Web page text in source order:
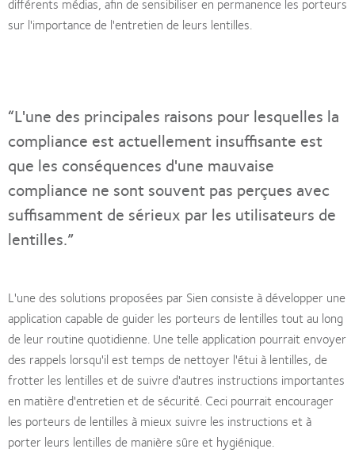
sur l'importance de l'entretien de leurs lentilles.
“L'une des principales raisons pour lesquelles la
compliance est actuellement insuffisante est
que les conséquences d'une mauvaise
compliance ne sont souvent pas perçues avec
suffisamment de sérieux par les utilisateurs de
lentilles.”
L'une des solutions proposées par Sien consiste à développer une
application capable de guider les porteurs de lentilles tout au long
de leur routine quotidienne. Une telle application pourrait envoyer
des rappels lorsqu'il est temps de nettoyer l'étui à lentilles, de
frotter les lentilles et de suivre d'autres instructions importantes
en matière d'entretien et de sécurité. Ceci pourrait encourager
les porteurs de lentilles à mieux suivre les instructions et à
porter leurs lentilles de manière sûre et hygiénique.